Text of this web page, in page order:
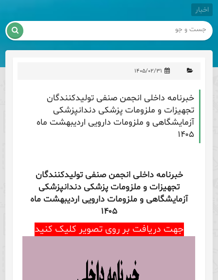
اخبار

۱۴۰۵/۰۲/۳۱
خبرنامه داخلی انجمن صنفی تولیدکنندگان
تجهیزات و ملزومات پزشکی دندانپزشکی
آزمایشگاهی و ملزومات دارویی اردیبهشت ماه
۱۴۰۵
خبرنامه داخلی انجمن صنفی تولیدکنندگان
تجهیزات و ملزومات پزشکی دندانپزشکی
آزمایشگاهی و ملزومات دارویی اردیبهشت ماه
۱۴۰۵
جهت دریافت بر روی تصویر کلیک کنید